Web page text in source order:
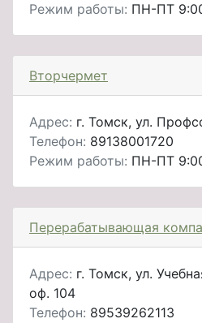
Режим работы: ПН-ПТ
Вторчермет
Адрес: г. Томск, ул.
Телефон: 89138001720
Режим работы: ПН-ПТ
Перерабатывающая
Адрес: г. Томск, ул.
оф. 104
Телефон: 89539262113